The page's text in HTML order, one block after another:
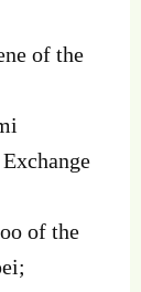
of the
of the